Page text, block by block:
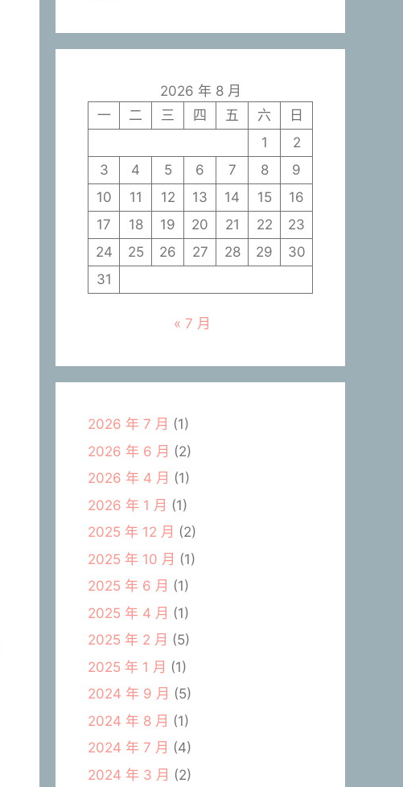
2026 年 8 月
一
二 三 四 五 六
日
1
2
3
4 5 6 7 8
9
10
11 12 13 14 15
16
17
18 19 20 21 22
23
24
25 26 27 28 29
30
31
« 7 月
2026 年 7 月 (1)
2026 年 6 月 (2)
2026 年 4 月 (1)
2026 年 1 月 (1)
2025 年 12 月 (2)
2025 年 10 月 (1)
2025 年 6 月 (1)
2025 年 4 月 (1)
2025 年 2 月 (5)
2025 年 1 月 (1)
2024 年 9 月 (5)
2024 年 8 月 (1)
2024 年 7 月 (4)
2024 年 3 月 (2)